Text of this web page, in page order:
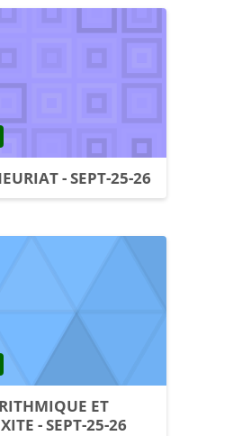
- SEPT-25-26
ET
- SEPT-25-26